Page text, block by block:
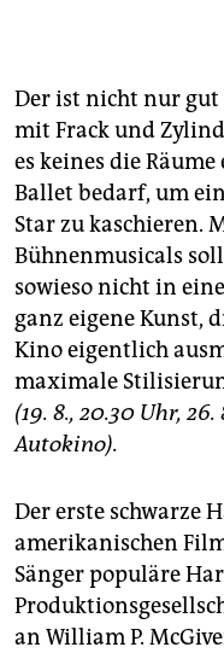
Der ist nicht nur
mit Frack und
es keines die
Ballet bedarf, um
Star zu kaschieren.
Bühnenmusicals
sowieso nicht in
ganz eigene Kunst,
Kino eigentlich
maximale
(19. 8., 20.30 Uhr,
Autokino).
Der erste schwarze
amerikanischen
Sänger populäre
an William P.